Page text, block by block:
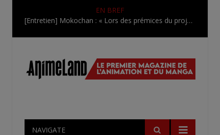
EN BREF
[Entretien] Mokochan : « Lors des prémices du projet, il était déjà demandé de suivre au mieux le manga originel.»
NAVIGATE